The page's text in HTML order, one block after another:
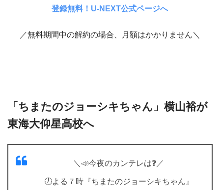
登録無料！U-NEXT公式ページへ
／無料期間中の解約の場合、月額はかかりません＼
「ちまたのジョーシキちゃん」横山裕が
東海大仰星高校へ
＼📣今夜のカンテレは❓／
🕖よる７時『ちまたのジョーシキちゃん』